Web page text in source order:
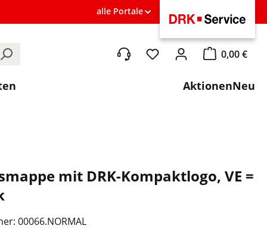
alle Portale
Du hast 0 Produkte auf
0,00 €
Warenkorb
AktionenNeu
mit DRK-Kompaktlogo, VE =
00066.NORMAL